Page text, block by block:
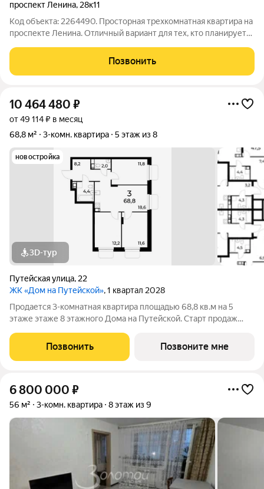
проспект Ленина, 28к11
Код объекта: 2264490. Просторная трехкомнатная квартира на
проспекте Ленина. Отличный вариант для тех, кто планирует
центральной части. Две комнаты изолированные. Кухня
компактная, но
Позвонить
10 464 480 ₽
от 49 114 ₽ в месяц
68,8 м²
3-комн. квартира 5 этаж из 8
новостройка
3D-тур
Путейская улица, 22
ЖК «Дом на Путейской», 1 квартал 2028
Продается 3-комнатная квартира площадью 68,8 кв.м на 5
этаже этаже 8 этажного Дома на Путейской. Старт продаж
уютный проект от ГК АГРОСПЕЦТЕХ средней этажности (8
этажей) в Канавинском районе,
Позвонить Позвоните мне
6 800 000 ₽
56 м² 3-комн. квартира 8 этаж из 9